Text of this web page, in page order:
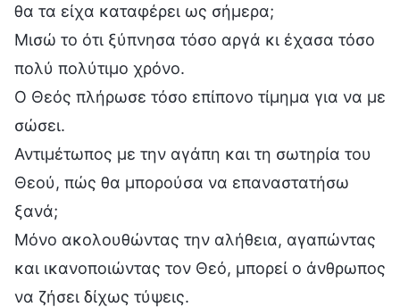
θα τα είχα καταφέρει ως σήμερα;
Μισώ το ότι ξύπνησα τόσο αργά κι έχασα τόσο
πολύ πολύτιμο χρόνο.
Ο Θεός πλήρωσε τόσο επίπονο τίμημα για να με
σώσει.
Αντιμέτωπος με την αγάπη και τη σωτηρία του
Θεού, πώς θα μπορούσα να επαναστατήσω
ξανά;
Μόνο ακολουθώντας την αλήθεια, αγαπώντας
και ικανοποιώντας τον Θεό, μπορεί ο άνθρωπος
να ζήσει δίχως τύψεις.